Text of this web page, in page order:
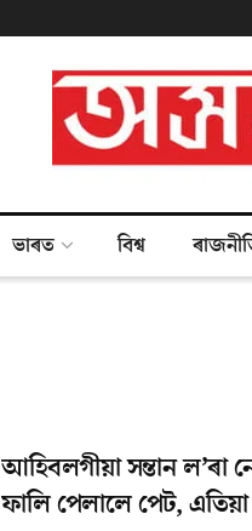
ভাৰত বিশ্ব
আহিবলগীয়া সন্তান ল’ৰা
ফালি পেলালে পেট,